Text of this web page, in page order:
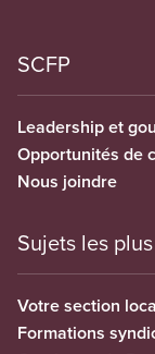
SCFP
Leadership et
Opportunités de
Nous joindre
Sujets les
Votre section
Formations